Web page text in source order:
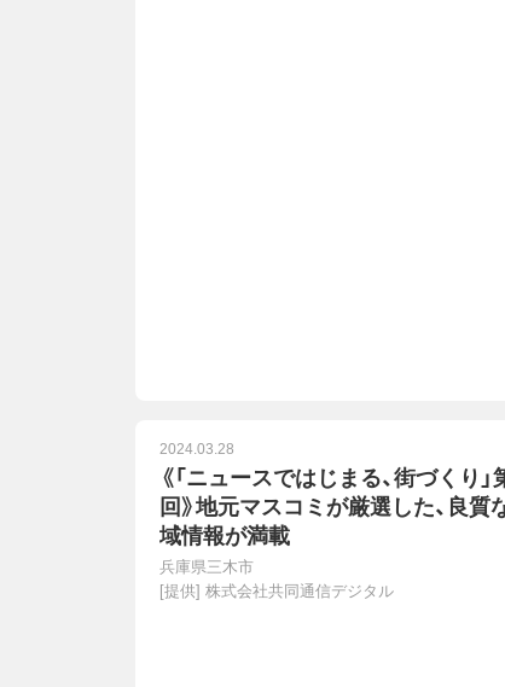
2024.03.28
《「ニュースではじまる、街づくり」
回》地元マスコミが厳選した、良質
域情報が満載
兵庫県三木市
[提供] 株式会社共同通信デジタル